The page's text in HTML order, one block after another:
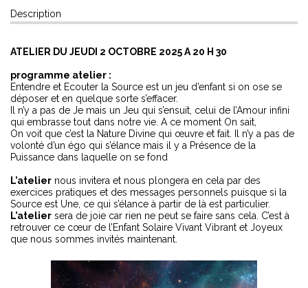
Description
ATELIER DU JEUDI 2 OCTOBRE 2025 A 20 H 30
programme atelier :
Entendre et Ecouter la Source est un jeu d’enfant si on ose se
déposer et en quelque sorte s’effacer.
Il n’y a pas de Je mais un Jeu qui s’ensuit, celui de l’Amour infini
qui embrasse tout dans notre vie. A ce moment On sait,
On voit que c’est la Nature Divine qui œuvre et fait. Il n’y a pas de
volonté d’un égo qui s’élance mais il y a Présence de la
Puissance dans laquelle on se fond
L’atelier nous invitera et nous plongera en cela par des
exercices pratiques et des messages personnels puisque si la
Source est Une, ce qui s’élance à partir de là est particulier.
L’atelier sera de joie car rien ne peut se faire sans cela. C’est à
retrouver ce cœur de l’Enfant Solaire Vivant Vibrant et Joyeux
que nous sommes invités maintenant.